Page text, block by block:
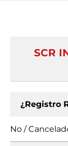
SCR
¿Registro
No /